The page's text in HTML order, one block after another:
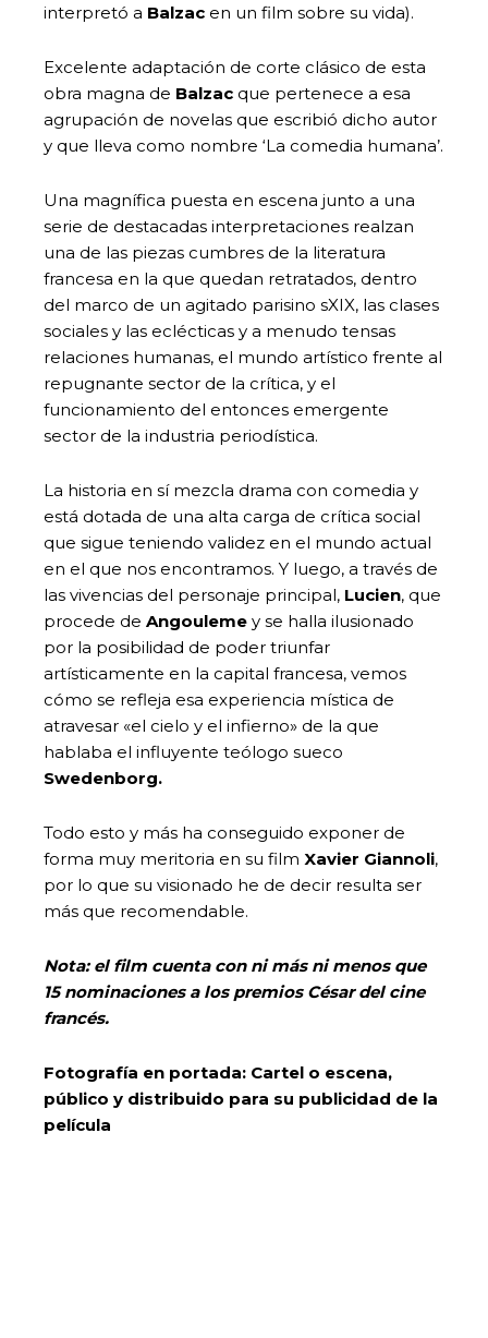
interpretó a Balzac en un film sobre su vida).
Excelente adaptación de corte clásico de esta
obra magna de Balzac que pertenece a esa
agrupación de novelas que escribió dicho autor
y que lleva como nombre ‘La comedia humana’.
Una magnífica puesta en escena junto a una
serie de destacadas interpretaciones realzan
una de las piezas cumbres de la literatura
francesa en la que quedan retratados, dentro
del marco de un agitado parisino sXIX, las clases
sociales y las eclécticas y a menudo tensas
relaciones humanas, el mundo artístico frente al
repugnante sector de la crítica, y el
funcionamiento del entonces emergente
sector de la industria periodística.
La historia en sí mezcla drama con comedia y
está dotada de una alta carga de crítica social
que sigue teniendo validez en el mundo actual
en el que nos encontramos. Y luego, a través de
las vivencias del personaje principal, Lucien, que
procede de Angouleme y se halla ilusionado
por la posibilidad de poder triunfar
artísticamente en la capital francesa, vemos
cómo se refleja esa experiencia mística de
atravesar «el cielo y el infierno» de la que
hablaba el influyente teólogo sueco
Swedenborg.
Todo esto y más ha conseguido exponer de
forma muy meritoria en su film Xavier Giannoli,
por lo que su visionado he de decir resulta ser
más que recomendable.
Nota: el film cuenta con ni más ni menos que
15 nominaciones a los premios César del cine
francés.
Fotografía en portada: Cartel o escena,
público y distribuido para su publicidad de la
película